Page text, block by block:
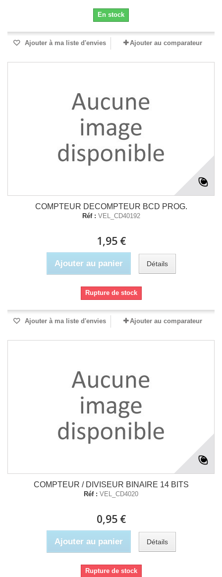
En stock
Ajouter à ma liste d'envies Ajouter au comparateur
COMPTEUR DECOMPTEUR BCD PROG.
Réf : VEL_CD40192
1,95 €
Ajouter au panier Détails
Rupture de stock
Ajouter à ma liste d'envies Ajouter au comparateur
COMPTEUR / DIVISEUR BINAIRE 14 BITS
Réf : VEL_CD4020
0,95 €
Ajouter au panier Détails
Rupture de stock